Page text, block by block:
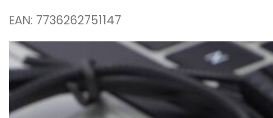
EAN: 7736262751147